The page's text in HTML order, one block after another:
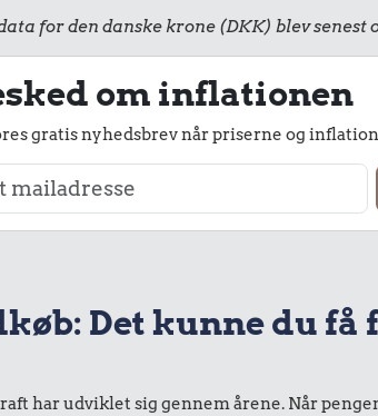
for den danske krone (DKK) blev senest
om inflationen
gratis nyhedsbrev når priserne og
Det kunne du få
har udviklet sig gennem årene. Når